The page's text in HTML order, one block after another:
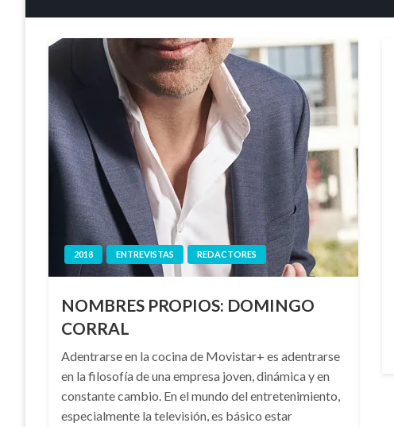
2018 ENTREVISTAS REDACTORES
NOMBRES PROPIOS: DOMINGO
CORRAL
Adentrarse en la cocina de Movistar+ es adentrarse
en la filosofía de una empresa joven, dinámica y en
constante cambio. En el mundo del entretenimiento,
especialmente la televisión, es básico estar